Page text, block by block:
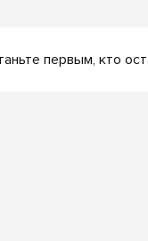
первым, кто